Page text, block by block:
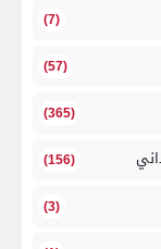
(7)
(57)
(365)
(156)
(3)